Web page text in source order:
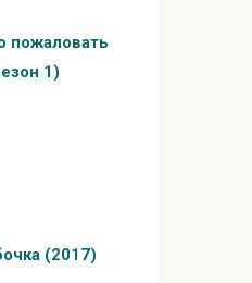
пожаловать
1)
(2017)